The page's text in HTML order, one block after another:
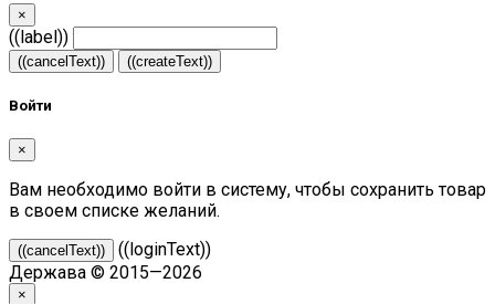
×
((label))
((cancelText)) ((createText))
Войти
×
Вам необходимо войти в систему, чтобы сохранить товар
в своем списке желаний.
((cancelText))
((loginText))
Держава © 2015—2026
×